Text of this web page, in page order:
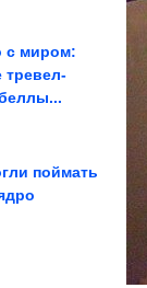
с миром:
поймать